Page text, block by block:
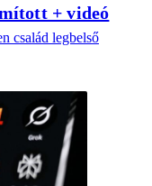
+ videó
család legbelső